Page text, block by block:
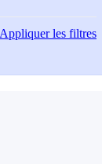
Appliquerles filtres